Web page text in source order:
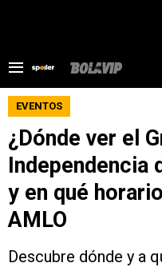
EVENTOS
¿Dónde ver el
Independencia
y en qué
AMLO
Descubre dónde y a